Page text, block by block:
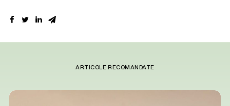
ARTICOLE RECOMANDATE